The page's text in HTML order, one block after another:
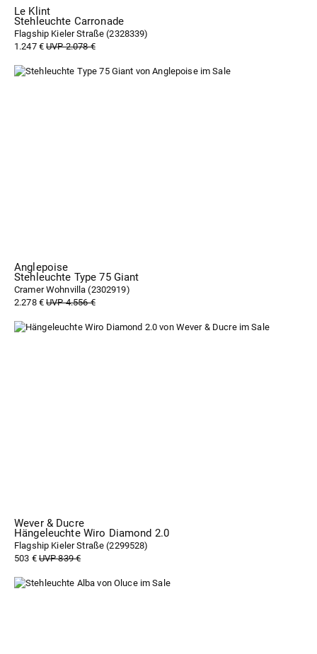
Le Klint
Stehleuchte Carronade
Flagship Kieler Straße (2328339)
1.247 €UVP 2.078 €
Anglepoise
Stehleuchte Type 75 Giant
Cramer Wohnvilla (2302919)
2.278 €UVP 4.556 €
Wever & Ducre
Hängeleuchte Wiro Diamond 2.0
Flagship Kieler Straße (2299528)
503 €UVP 839 €